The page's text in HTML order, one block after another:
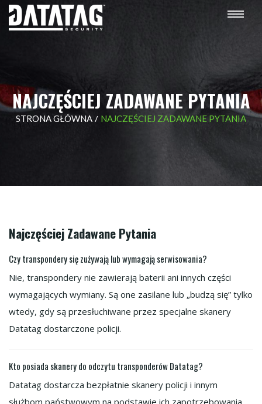
NAJCZĘŚCIEJ ZADAWANE PYTANIA
STRONA GŁÓWNA / NAJCZĘŚCIEJ ZADAWANE PYTANIA
Najczęściej Zadawane Pytania
Czy transpondery się zużywają lub wymagają serwisowania?
Nie, transpondery nie zawierają baterii ani innych części
wymagających wymiany. Są one zasilane lub „budzą się” tylko
wtedy, gdy są przesłuchiwane przez specjalne skanery
Datatag dostarczone policji.
Kto posiada skanery do odczytu transponderów Datatag?
Datatag dostarcza bezpłatnie skanery policji i innym
służbom państwowym na podstawie ich zapotrzebowania.